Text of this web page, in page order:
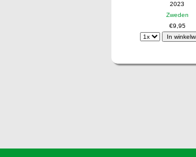
2023
Zweden
€9,95